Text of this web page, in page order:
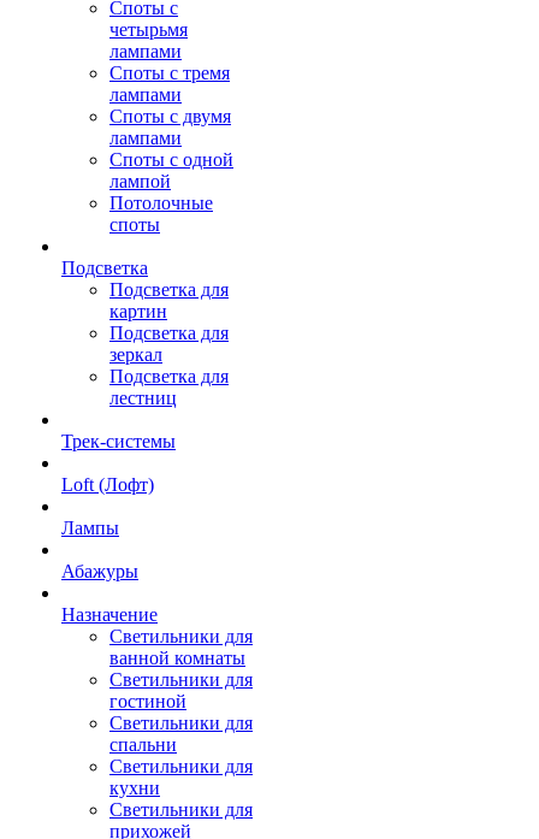
Споты с
четырьмя
лампами
Споты с тремя
лампами
Споты с двумя
лампами
Споты с одной
лампой
Потолочные
споты
Подсветка
Подсветка для
картин
Подсветка для
зеркал
Подсветка для
лестниц
Трек-системы
Loft (Лофт)
Лампы
Абажуры
Назначение
Светильники для
ванной комнаты
Светильники для
гостиной
Светильники для
спальни
Светильники для
кухни
Светильники для
прихожей